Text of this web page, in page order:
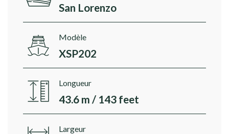
San Lorenzo
Modèle
XSP202
Longueur
43.6 m / 143 feet
Largeur